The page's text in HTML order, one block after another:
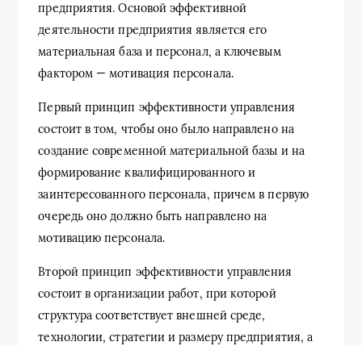
предприятия. Основой эффективной
деятельности предприятия является его
материальная база и персонал, а ключевым
фактором — мотивация персонала.
Первый принцип эффективности управления
состоит в том, чтобы оно было направлено на
создание современной материальной базы и на
формирование квалифицированного и
заинтересованного персонала, причем в первую
очередь оно должно быть направлено на
мотивацию персонала.
Второй принцип эффективности управления
состоит в организации работ, при которой
структура соответствует внешней среде,
технологии, стратегии и размеру предприятия, а